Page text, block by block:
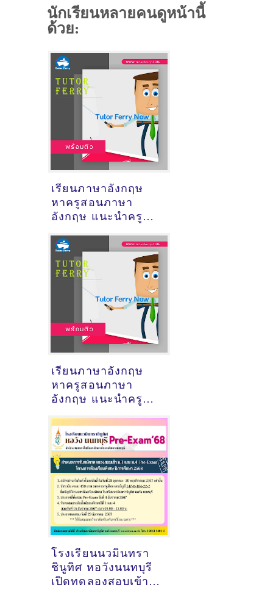
นักเรียนหลายคนดูหน้านี้
ด้วย:
เรียนภาษาอังกฤษ
หาครูสอนภาษา
อังกฤษ แนะนำครู
อังกฤษ
เรียนภาษาอังกฤษ
หาครูสอนภาษา
อังกฤษ แนะนำครู
อังกฤษ
โรงเรียนนวมินทรา
ชินูทิศ หอวังนนทบุรี
เปิดทดลองสอบเข้า